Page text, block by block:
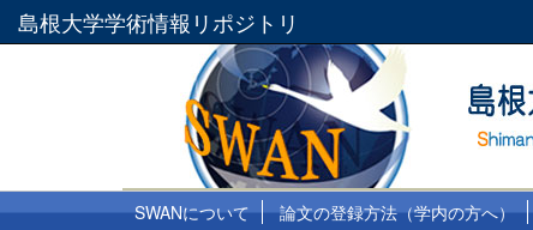
島根大学学術情報リポジトリ
SWANについて 論文の登録方法（学内の方へ）